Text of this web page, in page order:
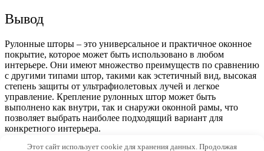
Вывод
Рулонные шторы – это универсальное и практичное оконное
покрытие, которое может быть использовано в любом
интерьере. Они имеют множество преимуществ по сравнению
с другими типами штор, такими как эстетичный вид, высокая
степень защиты от ультрафиолетовых лучей и легкое
управление. Крепление рулонных штор может быть
выполнено как внутри, так и снаружи оконной рамы, что
позволяет выбрать наиболее подходящий вариант для
конкретного интерьера.
© 2026 Morevdome.com
Этот сайт использует cookie для хранения данных. Продолжая